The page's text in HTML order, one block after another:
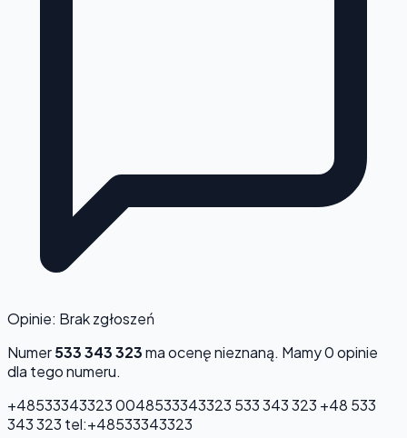
Opinie: Brak zgłoszeń
Numer533 343 323ma ocenęnieznaną. Mamy 0 opinie
dla tego numeru.
+485333433230048533343323 533 343 323 +48 533
343 323 tel:+48533343323